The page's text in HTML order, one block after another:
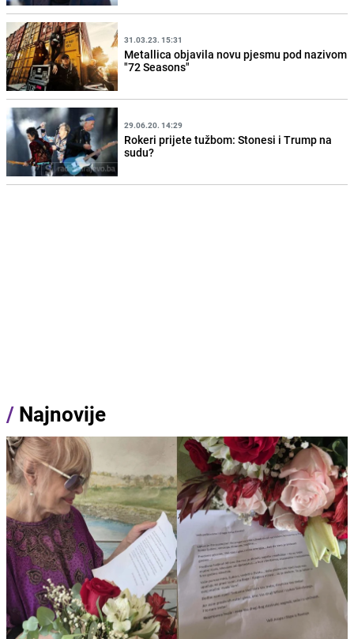
31.03.23. 15:31
Metallica objavila novu pjesmu pod nazivom
"72 Seasons"
29.06.20. 14:29
Rokeri prijete tužbom: Stonesi i Trump na
sudu?
/ Najnovije